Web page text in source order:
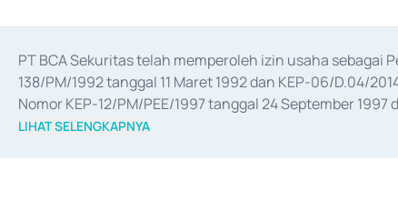
PT BCA Sekuritas telah memperoleh izin usaha sebagai
138/PM/1992 tanggal 11 Maret 1992 dan KEP-06/D.04/
Nomor KEP-12/PM/PEE/1997 tanggal 24 September
merger, akuisisi, divestasi, dan
LIHAT SELENGKAPNYA